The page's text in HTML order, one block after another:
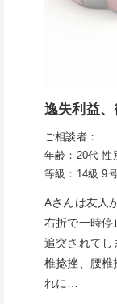
逸失利益
ご相談者：
年齢：20代 性
等級：14級 9
Aさんは友人
右折で一時停
追突されてし
椎捻挫、腰椎
れに…